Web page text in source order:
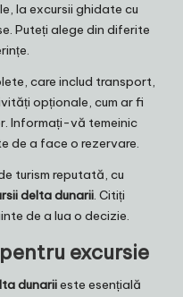
la excursii ghidate cu
Puteți alege din diferite
care includ transport,
opționale, cum ar fi
Informați-vă temeinic
de a face o rezervare.
turism reputată, cu
delta dunarii. Citiți
de a lua o decizie.
excursie
dunariieste esențială